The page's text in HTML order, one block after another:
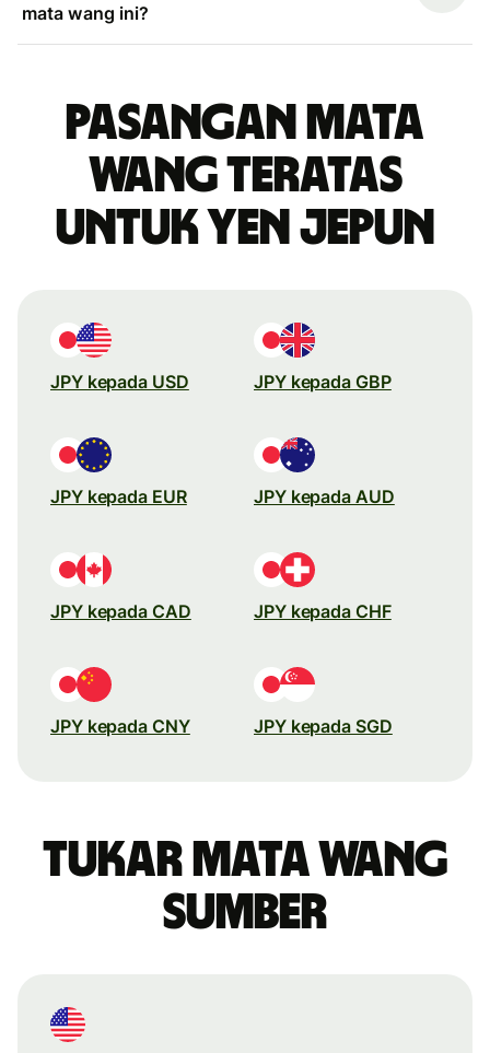
mata wang ini?
Pasangan mata
wang teratas
untuk yen Jepun
JPY kepada USD JPY kepada GBP
JPY kepada EUR JPY kepada AUD
JPY kepada CAD JPY kepada CHF
JPY kepada CNY JPY kepada SGD
Tukar mata wang
sumber